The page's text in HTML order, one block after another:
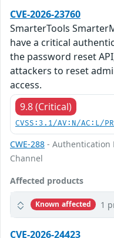
CVE-2026-23760
SmarterTools
have a critical
the password reset
attackers to reset
access.
9.8 (Critical)
CVSS:3.1/AV:N/AC:L/
CWE-288 - Authentication
Channel
Affected products
Known affected 1
CVE-2026-24423